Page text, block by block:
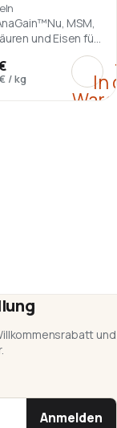
MSM,
und Eisen für
/kg In
:
und
Anmelden